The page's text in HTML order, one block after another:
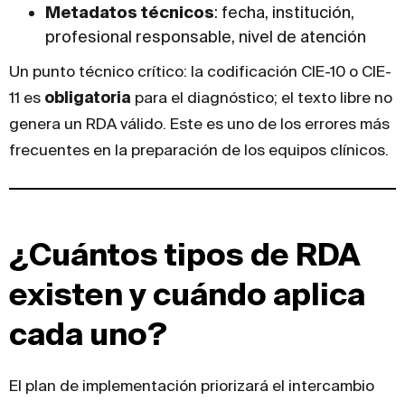
Metadatos técnicos: fecha, institución,
profesional responsable, nivel de atención
Un punto técnico crítico: la codificación CIE-10 o CIE-
11 es obligatoria para el diagnóstico; el texto libre no
genera un RDA válido. Este es uno de los errores más
frecuentes en la preparación de los equipos clínicos.
¿Cuántos tipos de RDA
existen y cuándo aplica
cada uno?
El plan de implementación priorizará el intercambio